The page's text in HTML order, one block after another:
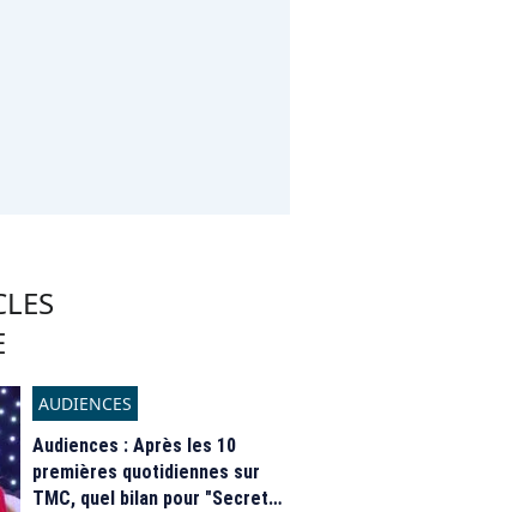
AUDIENCES
Audiences : Après les 10
premières quotidiennes sur
TMC, quel bilan pour "Secret